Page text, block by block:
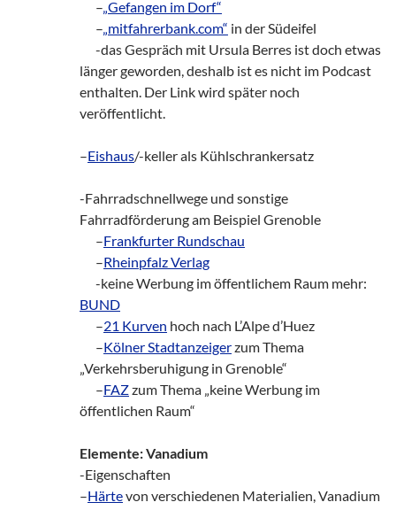
–„Gefangen im Dorf“
–„mitfahrerbank.com“ in der Südeifel
-das Gespräch mit Ursula Berres ist doch etwas
länger geworden, deshalb ist es nicht im Podcast
enthalten. Der Link wird später noch
veröffentlicht.
–Eishaus/-keller als Kühlschrankersatz
-Fahrradschnellwege und sonstige
Fahrradförderung am Beispiel Grenoble
–Frankfurter Rundschau
–Rheinpfalz Verlag
-keine Werbung im öffentlichem Raum mehr:
BUND
–21 Kurven hoch nach L’Alpe d’Huez
–Kölner Stadtanzeigerzum Thema
„Verkehrsberuhigung in Grenoble“
–FAZzum Thema „keine Werbung im
öffentlichen Raum“
Elemente: Vanadium
-Eigenschaften
–Härtevon verschiedenen Materialien, Vanadium